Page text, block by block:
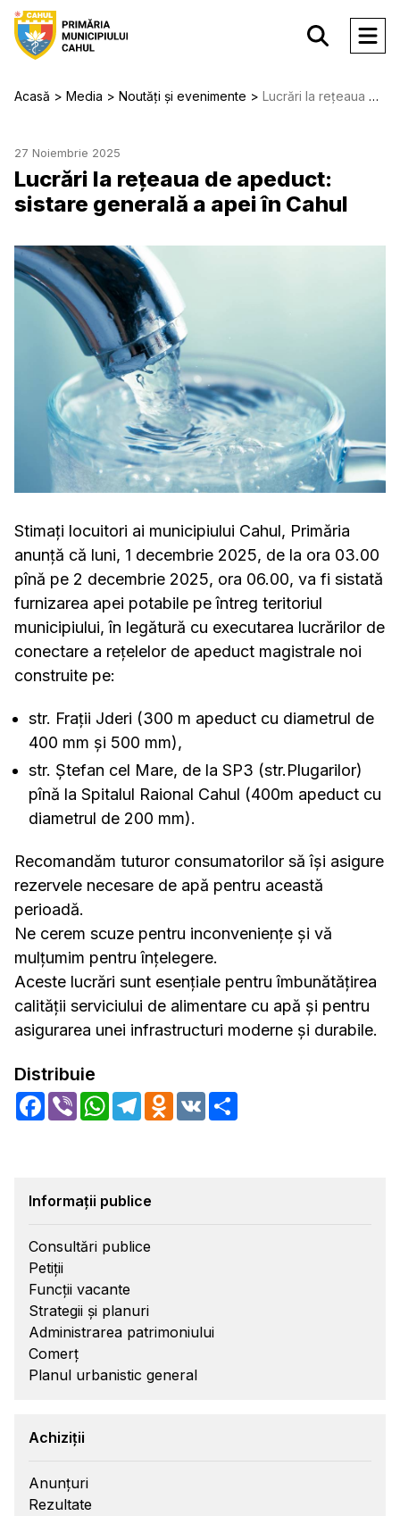
Acasă Media Noutăți și evenimente Lucrări la rețeaua de apeduct: sistare generală a apei în Cahul
27 Noiembrie 2025
Lucrări la rețeaua de apeduct:
sistare generală a apei în Cahul
Stimați locuitori ai municipiului Cahul, Primăria
anunță că luni, 1 decembrie 2025, de la ora 03.00
pînă pe 2 decembrie 2025, ora 06.00, va fi sistată
furnizarea apei potabile pe întreg teritoriul
municipiului, în legătură cu executarea lucrărilor de
conectare a rețelelor de apeduct magistrale noi
construite pe:
str. Frații Jderi (300 m apeduct cu diametrul de
400 mm și 500 mm),
str. Ștefan cel Mare, de la SP3 (str.Plugarilor)
pînă la Spitalul Raional Cahul (400m apeduct cu
diametrul de 200 mm).
Recomandăm tuturor consumatorilor să își asigure
rezervele necesare de apă pentru această
perioadă.
Ne cerem scuze pentru inconveniențe și vă
mulțumim pentru înțelegere.
Aceste lucrări sunt esențiale pentru îmbunătățirea
calității serviciului de alimentare cu apă și pentru
asigurarea unei infrastructuri moderne și durabile.
Distribuie
Facebook
Viber WhatsApp
TelegramOdnoklassniki
VK
Informații publice
Consultări publice
Petiții
Funcții vacante
Strategii și planuri
Administrarea patrimoniului
Comerț
Planul urbanistic general
Achiziții
Anunțuri
Rezultate